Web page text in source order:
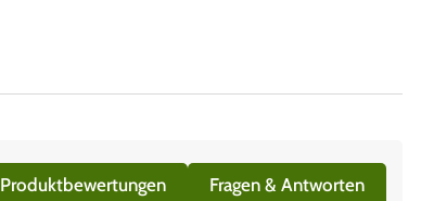
Produktbewertungen Fragen & Antworten